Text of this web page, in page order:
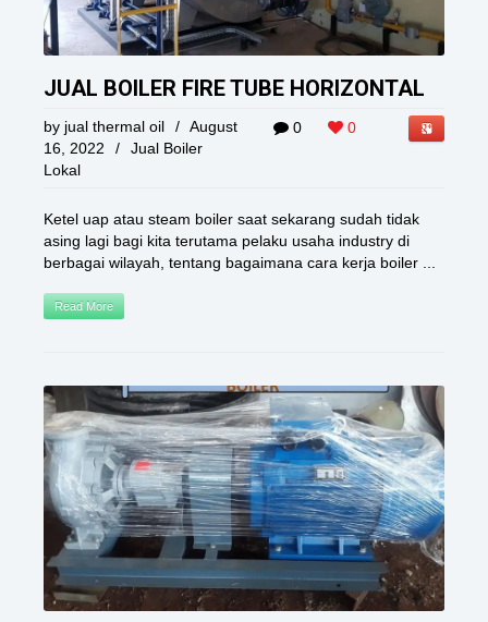
JUAL BOILER FIRE TUBE HORIZONTAL
0 0
by jual thermal oil / August
16, 2022
/
Jual Boiler
Lokal
Ketel uap atau steam boiler saat sekarang sudah tidak
asing lagi bagi kita terutama pelaku usaha industry di
berbagai wilayah, tentang bagaimana cara kerja boiler ...
Read More